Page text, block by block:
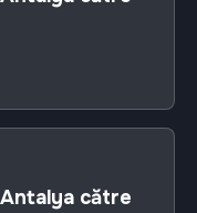
către